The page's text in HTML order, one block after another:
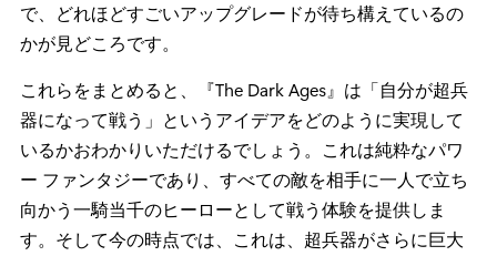
で、どれほどすごいアップグレードが待ち構えているの
かが見どころです。
これらをまとめると、『The Dark Ages』は「自分が超兵
器になって戦う」というアイデアをどのように実現して
いるかおわかりいただけるでしょう。これは純粋なパワ
ー ファンタジーであり、すべての敵を相手に一人で立ち
向かう一騎当千のヒーローとして戦う体験を提供しま
す。そして今の時点では、これは、超兵器がさらに巨大